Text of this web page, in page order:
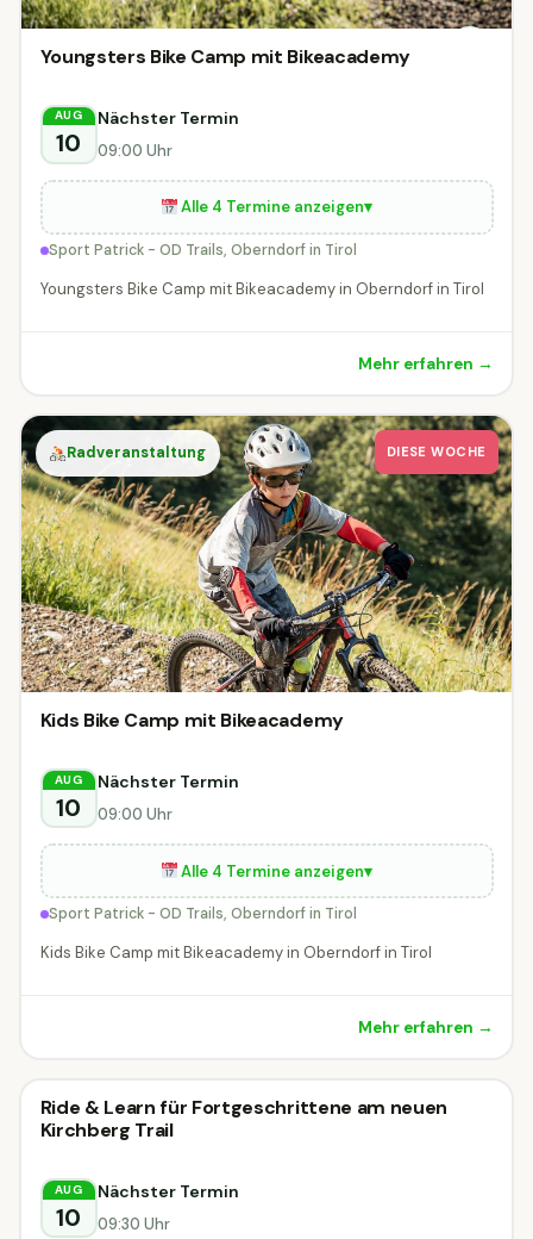
Youngsters Bike Camp mit Bikeacademy
AUG
10
Nächster Termin
09:00 Uhr
Alle 4 Termine anzeigen▾
Sport Patrick - OD Trails, Oberndorf in Tirol
Youngsters Bike Camp mit Bikeacademy in Oberndorf in Tirol
Mehr erfahren →
Radveranstaltung DIESE WOCHE
Kids Bike Camp mit Bikeacademy
AUG
10
Nächster Termin
09:00 Uhr
Alle 4 Termine anzeigen▾
Sport Patrick - OD Trails, Oberndorf in Tirol
Kids Bike Camp mit Bikeacademy in Oberndorf in Tirol
Mehr erfahren →
Radveranstaltung
Radveranstaltung DIESE WOCHE
Ride & Learn für Fortgeschrittene am neuen
Kirchberg Trail
AUG
10
Nächster Termin
09:30 Uhr